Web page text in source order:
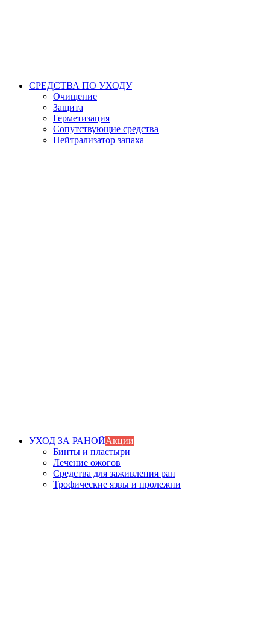
СРЕДСТВА ПО УХОДУ
Очищение
Защита
Герметизация
Сопутствующие средства
Нейтрализатор запаха
УХОД ЗА РАНОЙАкции
Бинты и пластыри
Лечение ожогов
Средства для заживления ран
Трофические язвы и пролежни